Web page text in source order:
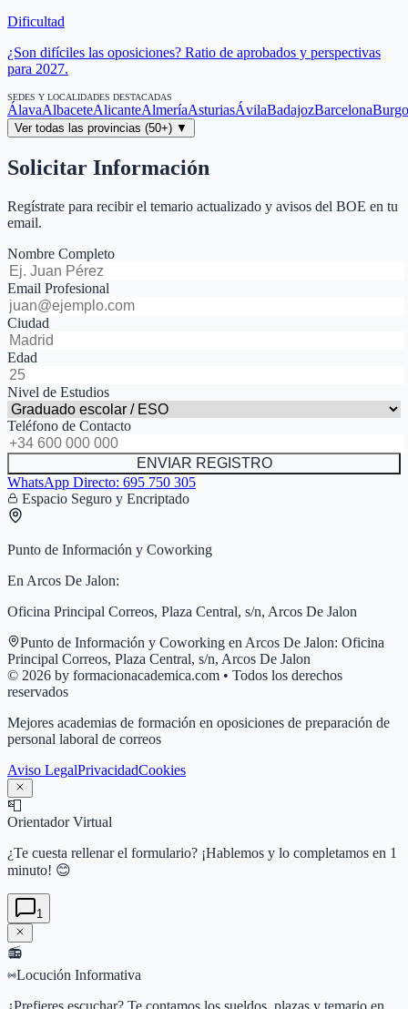
Dificultad
¿Son difíciles las oposiciones? Ratio de aprobados y perspectivas
para 2027.
SEDES Y LOCALIDADES DESTACADAS
ÁlavaAlbaceteAlicanteAlmeríaAsturiasÁvilaBadajozBarcelona
Ver todas las provincias (50+) ▼
Solicitar Información
Regístrate para recibir el temario actualizado y avisos del BOE en tu
email.
Nombre Completo
Email Profesional
Ciudad
Edad
Nivel de Estudios
Teléfono de Contacto
ENVIAR REGISTRO
WhatsApp Directo: 695 750 305
Espacio Seguro y Encriptado
Punto de Información y Coworking
En Arcos De Jalon:
Oficina Principal Correos, Plaza Central, s/n, Arcos De Jalon
Punto de Información y Coworking en Arcos De Jalon: Oficina
Principal Correos, Plaza Central, s/n, Arcos De Jalon
© 2026 by formacionacademica.com • Todos los derechos
reservados
Mejores academias de formación en oposiciones de preparación de
personal laboral de correos
Aviso LegalPrivacidadCookies
📮
Orientador Virtual
¿Te cuesta rellenar el formulario? ¡Hablemos y lo completamos en 1
minuto! 😊
1
📻
Locución Informativa
¿Prefieres escuchar? Te contamos los sueldos, plazas y temario en